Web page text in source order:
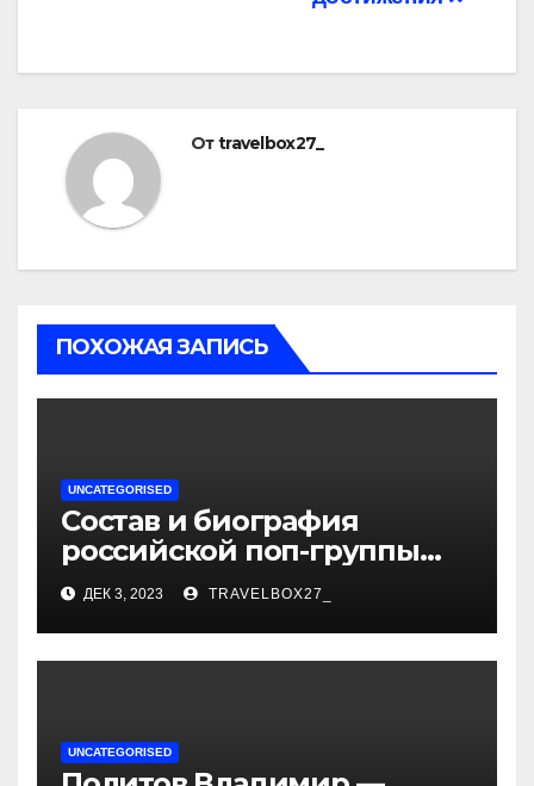
Отtravelbox27_
ПОХОЖАЯ ЗАПИСЬ
UNCATEGORISED
Состав и биография
российской поп-группы
«Иванушки интернешнл»
— история успеха, музыка
и судьбы участников
ДЕК 3, 2023 TRAVELBOX27_
UNCATEGORISED